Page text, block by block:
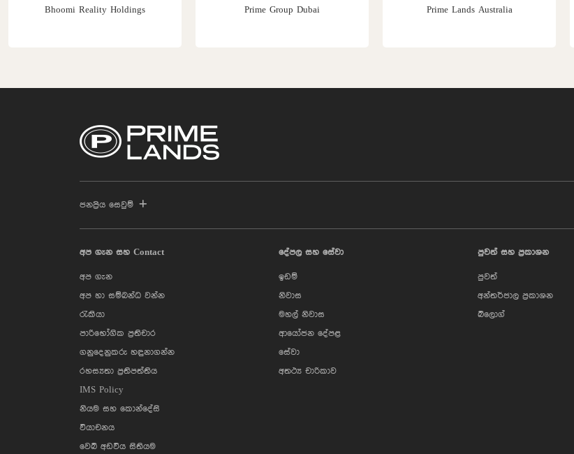
Bhoomi Reality Holdings Prime Group Dubai Prime Lands Australia
ජනප්‍රිය සෙවුම්
අප ගැන සහ Contact
අප ගැන
අප හා සම්බන්ධ වන්න
රැකියා
පාරිභෝගික ප්‍රතිචාර
ගනුදෙනුකරු හඳුනාගන්න
රහස්‍යතා ප්‍රතිපත්තිය
IMS Policy
නියම සහ කොන්දේසි
වියාචනය
වෙබ් අඩවිය සිතියම
දේපල සහ සේවා
ඉඩම්
නිවාස
මහල් නිවාස
ආයෝජන දේපළ
සේවා
අතථ්‍ය චාරිකාව
පුවත් සහ ප්‍රකාශන
පුවත්
අන්තර්ජාල ප්‍රකාශන
බ්ලොග්